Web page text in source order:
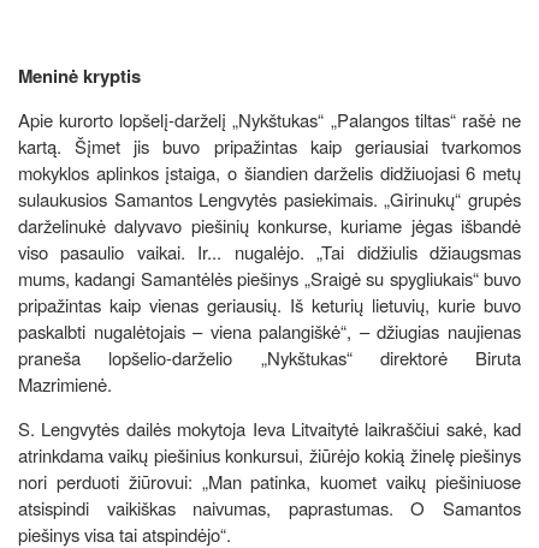
Meninė kryptis
Apie kurorto lopšelį-darželį „Nykštukas“ „Palangos tiltas“ rašė ne
kartą. Šįmet jis buvo pripažintas kaip geriausiai tvarkomos
mokyklos aplinkos įstaiga, o šiandien darželis didžiuojasi 6 metų
sulaukusios Samantos Lengvytės pasiekimais. „Girinukų“ grupės
darželinukė dalyvavo piešinių konkurse, kuriame jėgas išbandė
viso pasaulio vaikai. Ir... nugalėjo. „Tai didžiulis džiaugsmas
mums, kadangi Samantėlės piešinys „Sraigė su spygliukais“ buvo
pripažintas kaip vienas geriausių. Iš keturių lietuvių, kurie buvo
paskalbti nugalėtojais – viena palangiškė“, – džiugias naujienas
praneša lopšelio-darželio „Nykštukas“ direktorė Biruta
Mazrimienė.
S. Lengvytės dailės mokytoja Ieva Litvaitytė laikraščiui sakė, kad
atrinkdama vaikų piešinius konkursui, žiūrėjo kokią žinelę piešinys
nori perduoti žiūrovui: „Man patinka, kuomet vaikų piešiniuose
atsispindi vaikiškas naivumas, paprastumas. O Samantos
piešinys visa tai atspindėjo“.